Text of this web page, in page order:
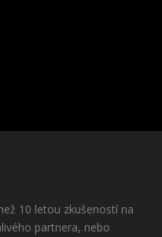
10 letou zkušeností na
partnera, nebo